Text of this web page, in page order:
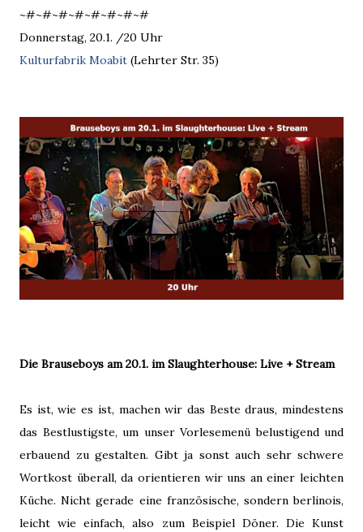
~#~#~#~#~#~#~#~#
Donnerstag, 20.1. /20 Uhr
Kulturfabrik Moabit (Lehrter Str. 35)
Die Brauseboys am 20.1. im Slaughterhouse: Live + Stream
Es ist, wie es ist, machen wir das Beste draus, mindestens
das Bestlustigste, um unser Vorlesemenü belustigend und
erbauend zu gestalten. Gibt ja sonst auch sehr schwere
Wortkost überall, da orientieren wir uns an einer leichten
Küche. Nicht gerade eine französische, sondern berlinois,
leicht wie einfach, also zum Beispiel Döner. Die Kunst